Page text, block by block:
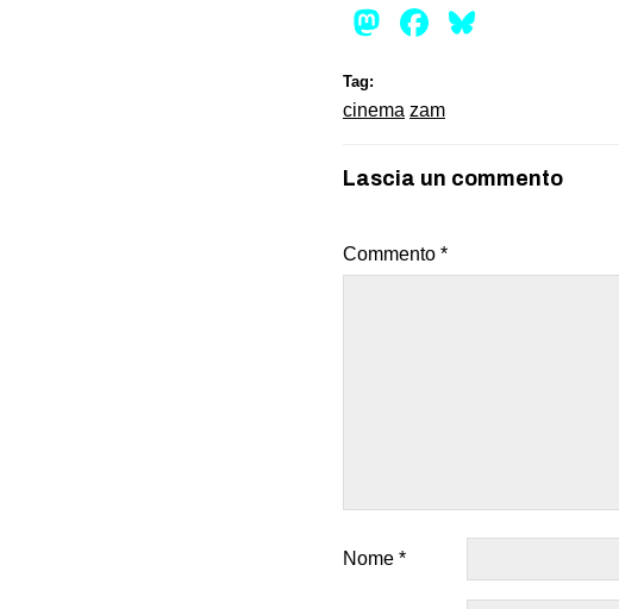
Mastodon
Facebook
Tag:
cinema zam
Lascia un commento
Commento *
Nome *